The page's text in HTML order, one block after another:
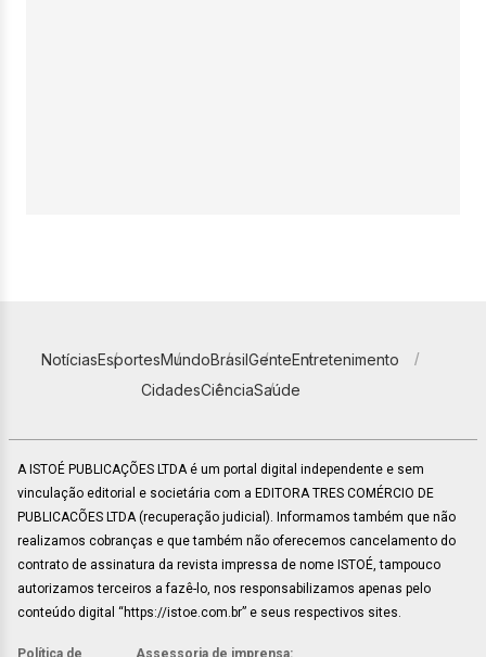
NotíciasEsportesMundoBrasilGenteEntretenimento
CidadesCiênciaSaúde
A ISTOÉ PUBLICAÇÕES LTDA é um portal digital independente e sem
vinculação editorial e societária com a EDITORA TRES COMÉRCIO DE
PUBLICACÕES LTDA (recuperação judicial). Informamos também que não
realizamos cobranças e que também não oferecemos cancelamento do
contrato de assinatura da revista impressa de nome ISTOÉ, tampouco
autorizamos terceiros a fazê-lo, nos responsabilizamos apenas pelo
conteúdo digital “https://istoe.com.br” e seus respectivos sites.
Política de Assessoria de imprensa: